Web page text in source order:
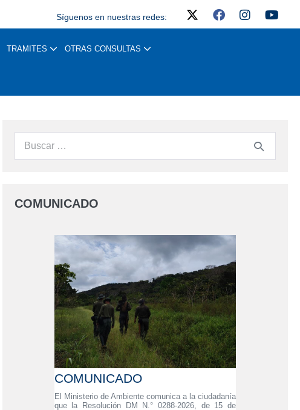
Síguenos en nuestras redes:
TRAMITES OTRAS CONSULTAS
COMUNICADO
COMUNICADO
El Ministerio de Ambiente comunica a la ciudadanía
que la Resolución DM N.° 0288-2026, de 15 de